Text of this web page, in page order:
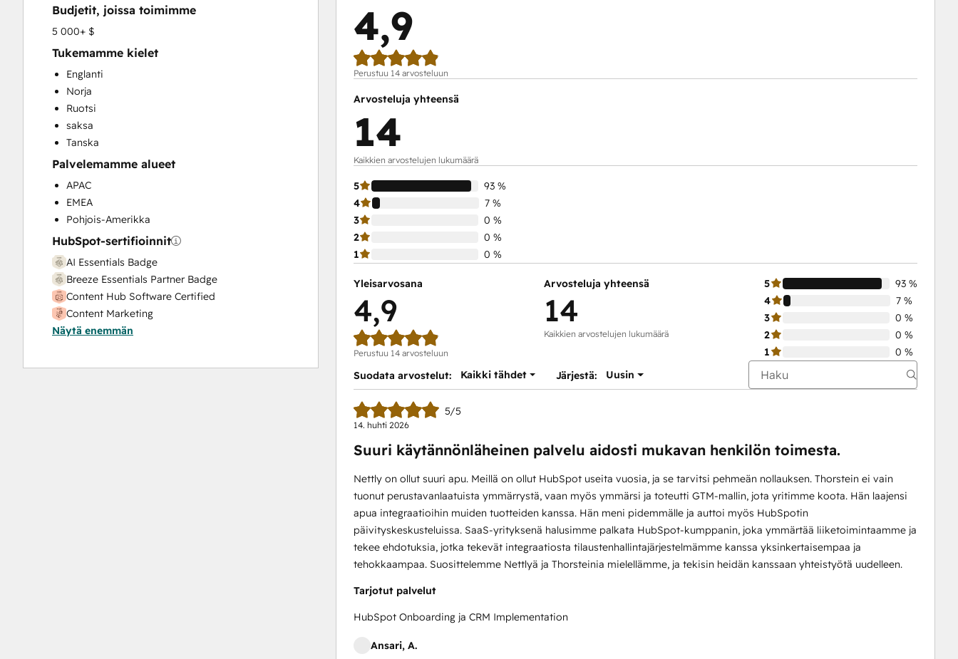
Help Desk Implementation
HubSpot Onboarding
Paid Advertising
Sales and Marketing Alignment
Sales Coaching and Training
Sales Enablement
Search Engine Optimization
Social Media
Video Production
Website Design
Website Development
Website Migration
Budjetit, joissa toimimme
5 000+ $
Tukemamme kielet
Englanti
Norja
Ruotsi
saksa
Tanska
Palvelemamme alueet
APAC
EMEA
Pohjois-Amerikka
HubSpot-sertifioinnit
AI Essentials Badge
Breeze Essentials Partner Badge
Content Hub Software Certified
Content Marketing
CRM Data Migration Certification
Digital Marketing
Näytä enemmän
4,9
Perustuu 14 arvosteluun
Arvosteluja yhteensä
14
Kaikkien arvostelujen lukumäärä
5
93 %
4
7 %
3
0 %
2
0 %
1
0 %
Yleisarvosana
4,9
Perustuu 14 arvosteluun
Arvosteluja yhteensä
14
Kaikkien arvostelujen lukumäärä
5
93 %
4
7 %
3
0 %
2
0 %
1
0 %
Suodata arvostelut:
Kaikki tähdet Järjestä: Uusin
5/5
14. huhti 2026
Suuri käytännönläheinen palvelu aidosti mukavan henkilön toimesta.
Nettly on ollut suuri apu. Meillä on ollut HubSpot useita vuosia, ja se tarvitsi pehmeän nollauksen. Thorstein ei vain
tuonut perustavanlaatuista ymmärrystä, vaan myös ymmärsi ja toteutti GTM-mallin, jota yritimme koota. Hän laajensi
apua integraatioihin muiden tuotteiden kanssa. Hän meni pidemmälle ja auttoi myös HubSpotin
päivityskeskusteluissa. SaaS-yrityksenä halusimme palkata HubSpot-kumppanin, joka ymmärtää liiketoimintaamme ja
tekee ehdotuksia, jotka tekevät integraatiosta tilaustenhallintajärjestelmämme kanssa yksinkertaisempaa ja
tehokkaampaa. Suosittelemme Nettlyä ja Thorsteinia mielellämme, ja tekisin heidän kanssaan yhteistyötä uudelleen.
Tarjotut palvelut
HubSpot Onboarding ja CRM Implementation
Ansari, A.